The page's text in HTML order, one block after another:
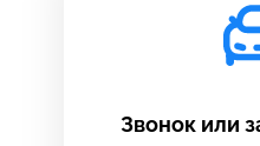
Звонок или